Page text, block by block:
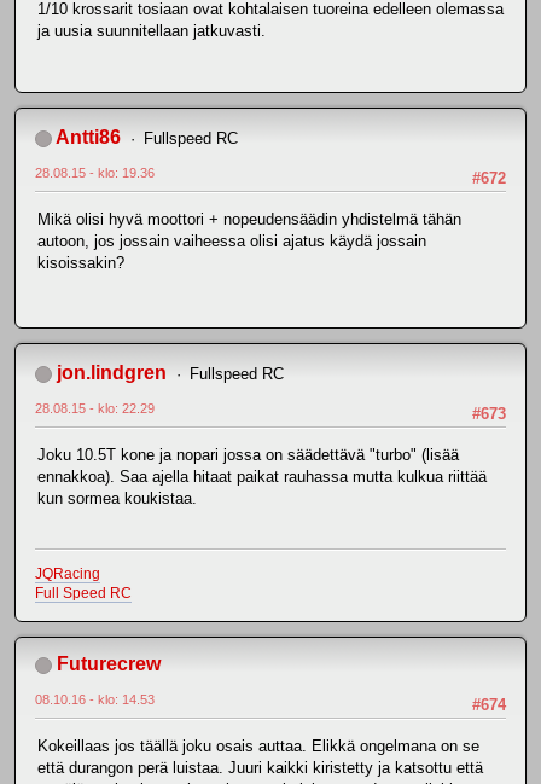
1/10 krossarit tosiaan ovat kohtalaisen tuoreina edelleen olemassa
ja uusia suunnitellaan jatkuvasti.
Antti86 Fullspeed RC
#672
28.08.15 - klo: 19.36
Mikä olisi hyvä moottori + nopeudensäädin yhdistelmä tähän
autoon, jos jossain vaiheessa olisi ajatus käydä jossain
kisoissakin?
jon.lindgren Fullspeed RC
#673
28.08.15 - klo: 22.29
Joku 10.5T kone ja nopari jossa on säädettävä "turbo" (lisää
ennakkoa). Saa ajella hitaat paikat rauhassa mutta kulkua riittää
kun sormea koukistaa.
JQRacing
Full Speed RC
Futurecrew
#674
08.10.16 - klo: 14.53
Kokeillaas jos täällä joku osais auttaa. Elikkä ongelmana on se
että durangon perä luistaa. Juuri kaikki kiristetty ja katsottu että